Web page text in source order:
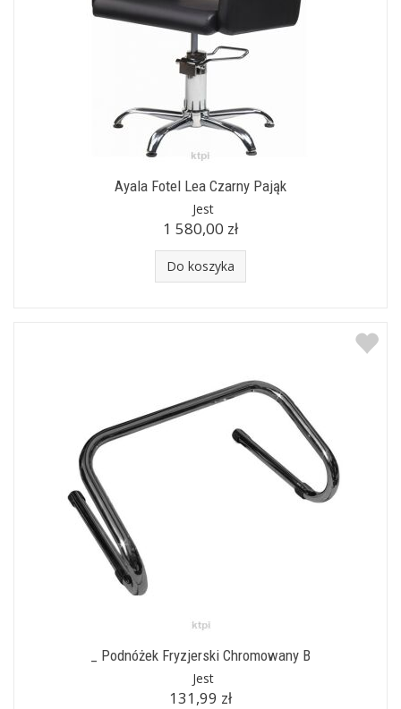
Ayala Fotel Lea Czarny Pająk
Jest
1 580,00 zł
Do koszyka
_ Podnóżek Fryzjerski Chromowany B
Jest
131,99 zł